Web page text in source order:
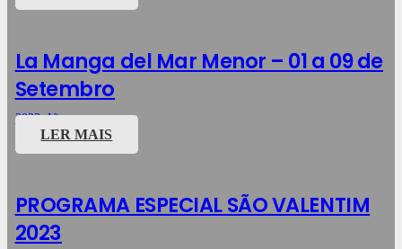
La Manga del Mar Menor – 01 a 09 de
Setembro
2023,Viagens
LER MAIS
PROGRAMA ESPECIAL SÃO VALENTIM
2023